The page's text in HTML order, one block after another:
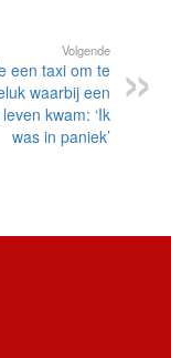
Volgende
een taxi om te
waarbij een
kwam: ‘Ik
was in paniek’